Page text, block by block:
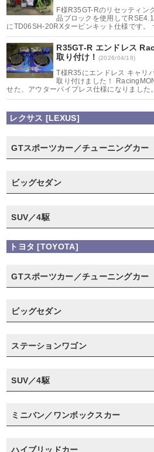
F様R35GT-Rのリセッティン
品ブロックを使用して
にTD06SH-20RXタービンキット仕様です。
R35GT-R エンドレス
取り付け！ (2026/04/18)
T様R35にエンドレス キャリ
取り付けました！
せた、アウターパイプレス仕様になりました
レクサス [LEXUS]
GTスポーツカー／チューニングカー
ビッグセダン
SUV／4駆
トヨタ [TOYOTA]
GTスポーツカー／チューニングカー
ビッグセダン
ステーションワゴン
SUV／4駆
ミニバン／ワンボックスカー
ハイブリッドカー